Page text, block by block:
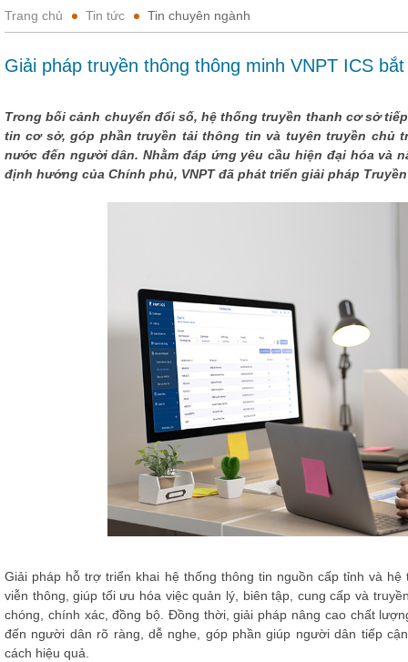
Trang chủ Tin tức Tin chuyên ngành
Giải pháp truyền thông thông minh VNPT ICS
Trong bối cảnh chuyển đổi số, hệ thống truyền thanh cơ sở
tin cơ sở, góp phần truyền tải thông tin và tuyên truyền chủ
nước đến người dân. Nhằm đáp ứng yêu cầu hiện đại hóa và
định hướng của Chính phủ, VNPT đã phát triển giải pháp
Giải pháp hỗ trợ triển khai hệ thống thông tin nguồn cấp tỉnh và
viễn thông, giúp tối ưu hóa việc quản lý, biên tập, cung cấp và
chóng, chính xác, đồng bộ. Đồng thời, giải pháp nâng cao chất
đến người dân rõ ràng, dễ nghe, góp phần giúp người dân tiếp
cách hiệu quả.